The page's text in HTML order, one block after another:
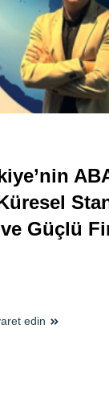
Güçlü
edin